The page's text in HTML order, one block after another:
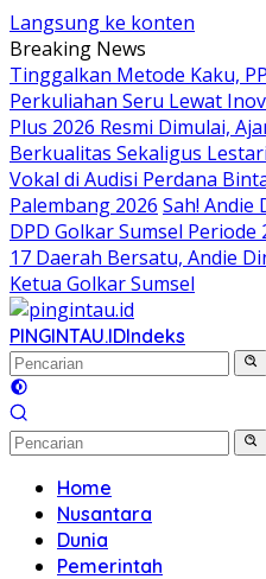
Langsung ke konten
Breaking News
Tinggalkan Metode Kaku,
Perkuliahan Seru Lewat
Plus 2026 Resmi Dimulai,
Berkualitas Sekaligus
Vokal di Audisi Perdana
Palembang 2026 Sah! Andie
DPD Golkar Sumsel Periode
17 Daerah Bersatu, Andie
Ketua Golkar Sumsel
PINGINTAU.IDIndeks
Home
Nusantara
Dunia
Pemerintah